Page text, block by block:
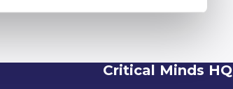
Critical Minds HQ